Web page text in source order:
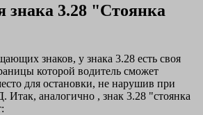
знака 3.28 "Стоянка
знаков, у знака 3.28 есть своя
которой водитель сможет
для остановки, не нарушив при
Итак, аналогично , знак 3.28 "стоянка